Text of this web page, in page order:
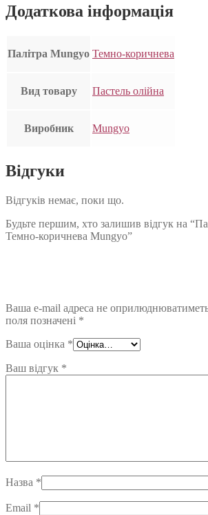
Додаткова інформація
Палітра Mungyo Темно-коричнева
Вид товару Пастель олійна
Виробник Mungyo
Відгуки
Відгуків немає, поки що.
Будьте першим, хто залишив відгук на
Темно-коричнева Mungyo”
Ваша e-mail адреса не
поля позначені *
Ваша оцінка *
Ваш відгук *
Назва *
Email *